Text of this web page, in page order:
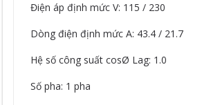
Điện áp định mức V: 115 / 230
Dòng điện định mức A: 43.4 / 21.7
Hệ số công suất cosØ Lag: 1.0
Số pha: 1 pha